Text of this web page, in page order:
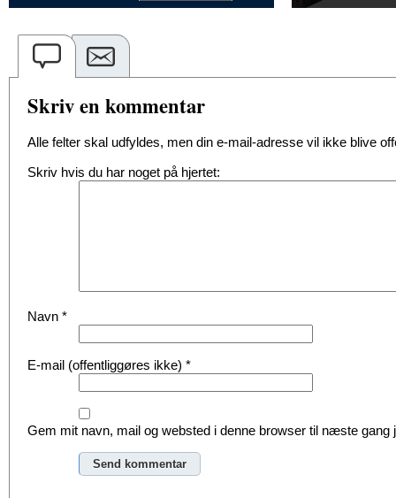
Skriv en kommentar
Alle felter skal udfyldes, men din e-mail-adresse vil ikke blive
Skriv hvis du har noget på hjertet:
Navn *
E-mail (offentliggøres ikke) *
Gem mit navn, mail og websted i denne browser til næste gang